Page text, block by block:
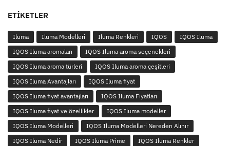
ETIKETLER
Iluma Iluma Modelleri Iluma Renkleri IQOS
IQOS Iluma
IQOS Iluma aromaları
IQOS Iluma aroma seçenekleri
IQOS Iluma aroma türleri
IQOS Iluma aroma çeşitleri
IQOS Iluma Avantajları
IQOS Iluma fiyat
IQOS Iluma fiyat avantajları
IQOS Iluma Fiyatları
IQOS Iluma fiyat ve özellikler
IQOS Iluma modeller
IQOS Iluma Modelleri
IQOS Iluma Modelleri Nereden Alınır
IQOS Iluma Nedir
IQOS Iluma Prime
IQOS Iluma Renkler